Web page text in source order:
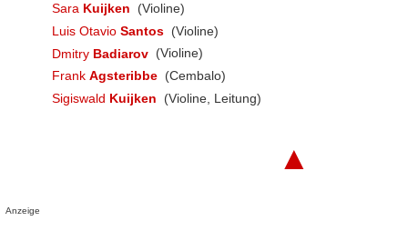
Sara Kuijken
(Violine)
Luis Otavio Santos (Violine)
Dmitry Badiarov (Violine)
Frank Agsteribbe (Cembalo)
Sigiswald Kuijken (Violine, Leitung)
▲
Anzeige